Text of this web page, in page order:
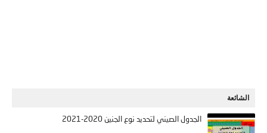
الشائعة
الجدول الصيني لتحديد نوع الجنين 2020-2021